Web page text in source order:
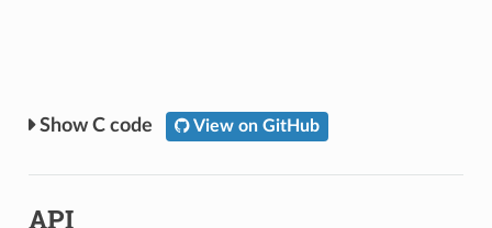
C code View on GitHub
API